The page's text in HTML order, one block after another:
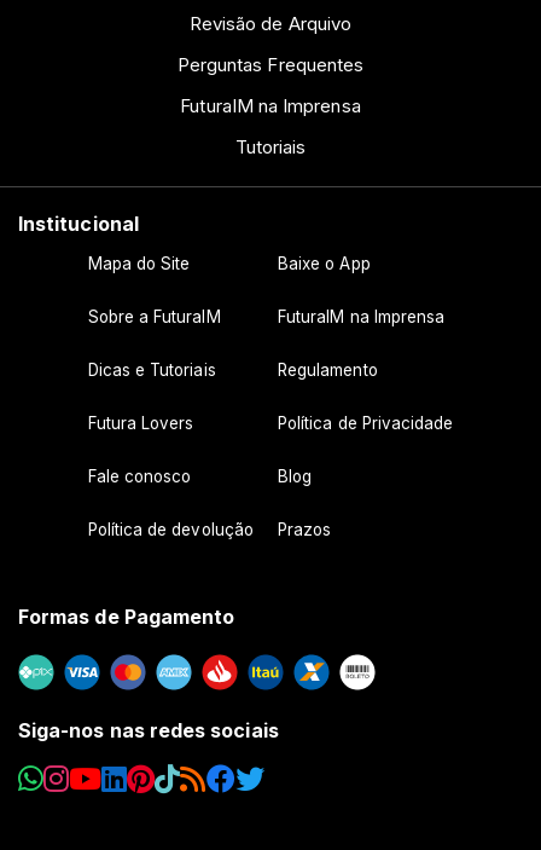
Revisão de Arquivo
Perguntas Frequentes
FuturaIM na Imprensa
Tutoriais
Institucional
Mapa do Site Baixe o App
Sobre a FuturaIM FuturaIM na Imprensa
Dicas e Tutoriais Regulamento
Futura Lovers Política de Privacidade
Fale conosco Blog
Política de devolução Prazos
Formas de Pagamento
Siga-nos nas redes sociais